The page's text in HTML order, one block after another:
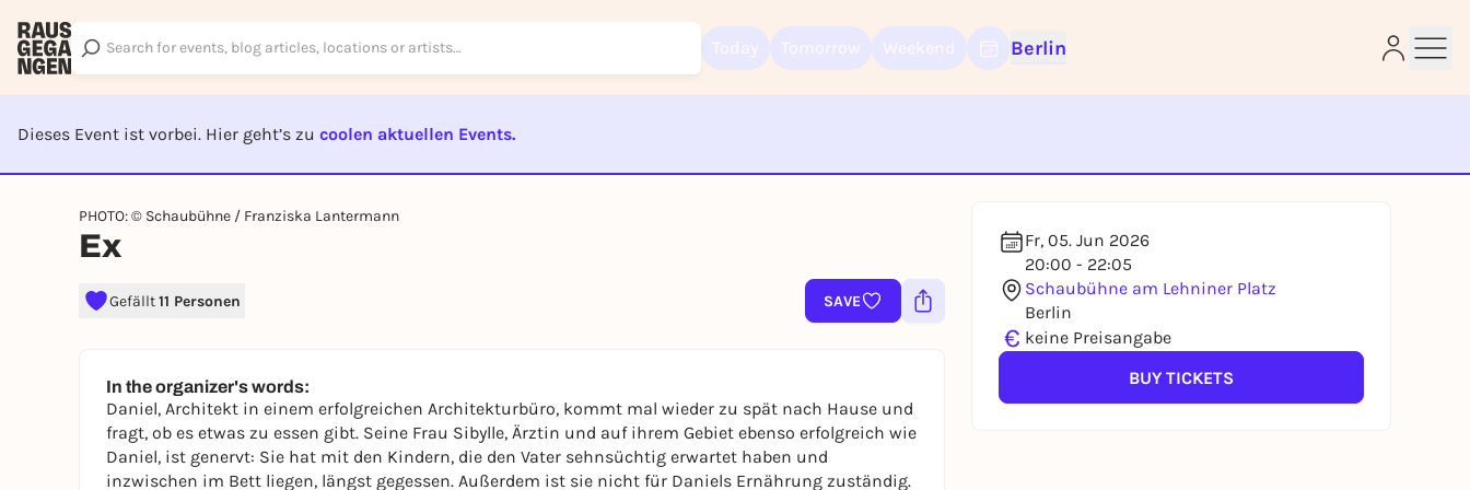
Berlin
Dieses Event ist vorbei. Hier geht’s zu coolen aktuellen Events.
PHOTO: © Schaubühne / Franziska Lantermann
Ex
Gefällt11 Personen SAVE
Fr, 05. Jun 2026
20:00 - 22:05
Schaubühne am Lehniner Platz
Berlin
€ keine Preisangabe
BUY TICKETS
In the organizer's words:
Daniel, Architekt in einem erfolgreichen Architekturbüro, kommt mal wieder zu spät nach Hause und
fragt, ob es etwas zu essen gibt. Seine Frau Sibylle, Ärztin und auf ihrem Gebiet ebenso erfolgreich wie
Daniel, ist genervt: Sie hat mit den Kindern, die den Vater sehnsüchtig erwartet haben und
inzwischen im Bett liegen, längst gegessen. Außerdem ist sie nicht für Daniels Ernährung zuständig.